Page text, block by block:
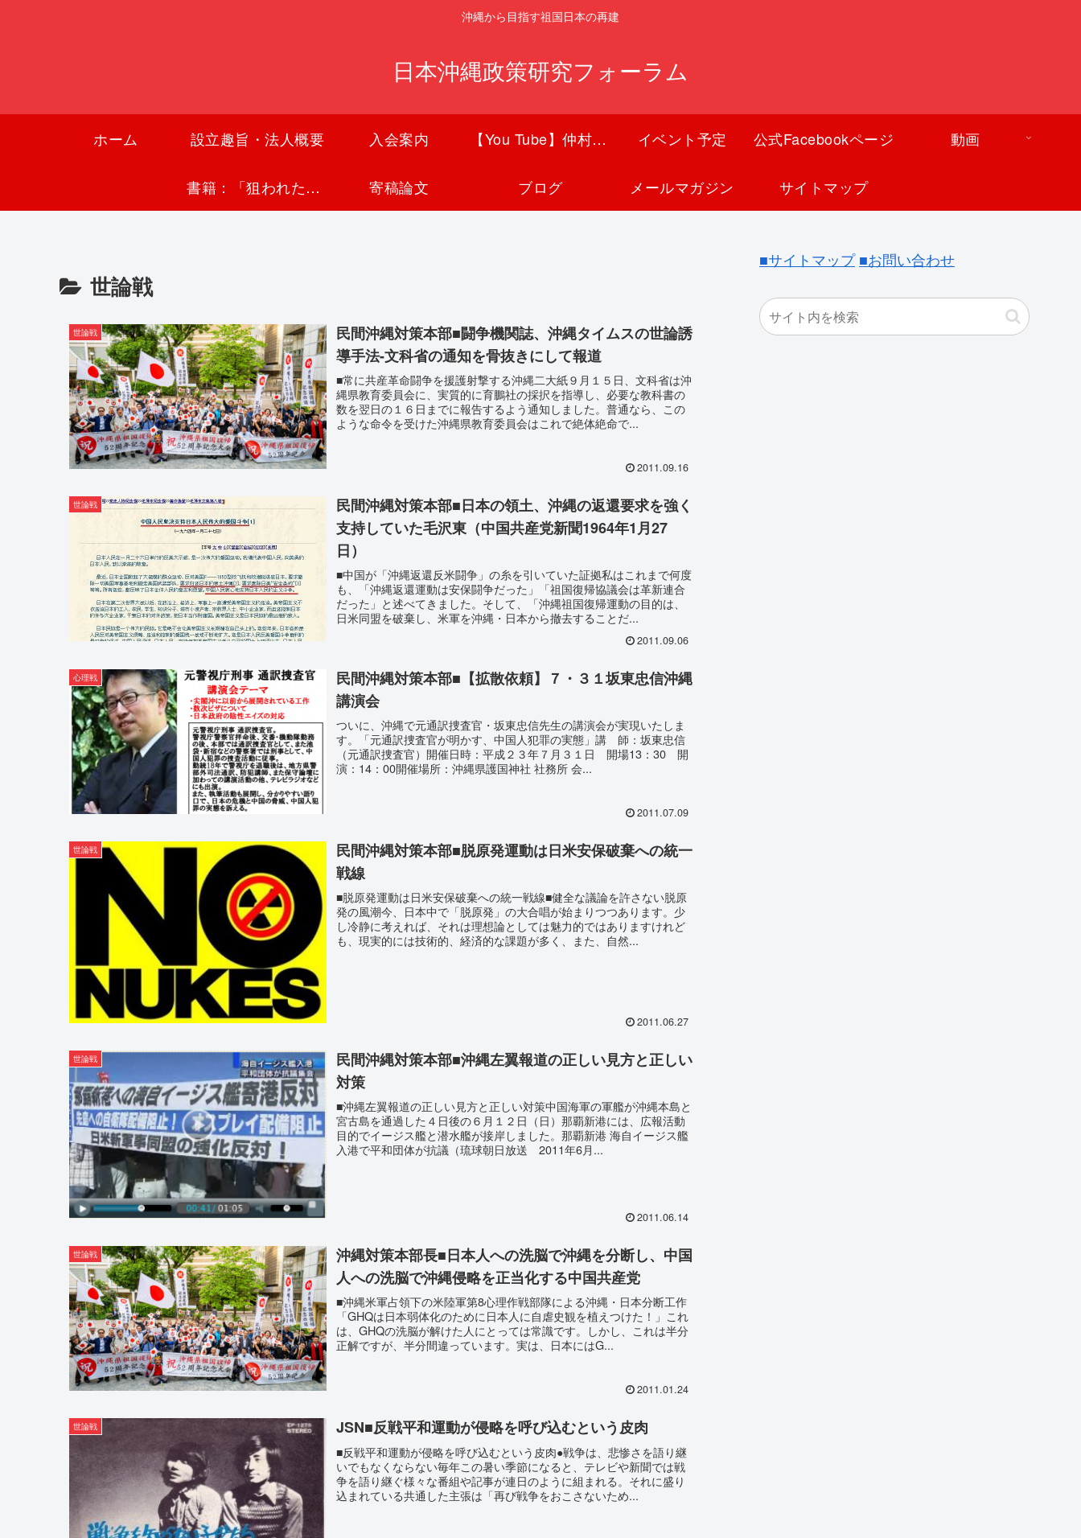
沖縄から目指す祖国日本の再建
日本沖縄政策研究フォーラム
ホーム 設立趣旨・法人概要 入会案内 【You Tube】仲村覚チャンネル イベント予定 公式Facebookページ 動画
書籍：「狙われた沖縄〜真実の沖縄史が日本を救う〜」 寄稿論文 ブログ メールマガジン サイトマップ
世論戦
世論戦
民間沖縄対策本部■闘争機関誌、沖縄タイムスの世論誘
導手法-文科省の通知を骨抜きにして報道
■常に共産革命闘争を援護射撃する沖縄二大紙９月１５日、文科省は沖
縄県教育委員会に、実質的に育鵬社の採択を指導し、必要な教科書の
数を翌日の１６日までに報告するよう通知しました。普通なら、この
ような命令を受けた沖縄県教育委員会はこれで絶体絶命で...
2011.09.16
世論戦
民間沖縄対策本部■日本の領土、沖縄の返還要求を強く
支持していた毛沢東（中国共産党新聞1964年1月27
日）
■中国が「沖縄返還反米闘争」の糸を引いていた証拠私はこれまで何度
も、「沖縄返還運動は安保闘争だった」「祖国復帰協議会は革新連合
だった」と述べてきました。そして、「沖縄祖国復帰運動の目的は、
日米同盟を破棄し、米軍を沖縄・日本から撤去することだ...
2011.09.06
心理戦
民間沖縄対策本部■【拡散依頼】７・３１坂東忠信沖縄
講演会
ついに、沖縄で元通訳捜査官・坂東忠信先生の講演会が実現いたしま
す。「元通訳捜査官が明かす、中国人犯罪の実態」講 師：坂東忠信
（元通訳捜査官）開催日時：平成２３年７月３１日 開場13：30 開
演：14：00開催場所：沖縄県護国神社 社務所 会...
2011.07.09
世論戦
民間沖縄対策本部■脱原発運動は日米安保破棄への統一
戦線
■脱原発運動は日米安保破棄への統一戦線■健全な議論を許さない脱原
発の風潮今、日本中で「脱原発」の大合唱が始まりつつあります。少
し冷静に考えれば、それは理想論としては魅力的ではありますけれど
も、現実的には技術的、経済的な課題が多く、また、自然...
2011.06.27
世論戦
民間沖縄対策本部■沖縄左翼報道の正しい見方と正しい
対策
■沖縄左翼報道の正しい見方と正しい対策中国海軍の軍艦が沖縄本島と
宮古島を通過した４日後の６月１２日（日）那覇新港には、広報活動
目的でイージス艦と潜水艦が接岸しました。那覇新港 海自イージス艦
入港で平和団体が抗議（琉球朝日放送 2011年6月...
2011.06.14
世論戦
沖縄対策本部長■日本人への洗脳で沖縄を分断し、中国
人への洗脳で沖縄侵略を正当化する中国共産党
■沖縄米軍占領下の米陸軍第8心理作戦部隊による沖縄・日本分断工作
「GHQは日本弱体化のために日本人に自虐史観を植えつけた！」これ
は、GHQの洗脳が解けた人にとっては常識です。しかし、これは半分
正解ですが、半分間違っています。実は、日本にはG...
2011.01.24
世論戦 JSN■反戦平和運動が侵略を呼び込むという皮肉
■反戦平和運動が侵略を呼び込むという皮肉●戦争は、悲惨さを語り継
いでもなくならない毎年この暑い季節になると、テレビや新聞では戦
争を語り継ぐ様々な番組や記事が連日のように組まれる。それに盛り
込まれている共通した主張は「再び戦争をおこさないため...
■サイトマップ ■お問い合わせ